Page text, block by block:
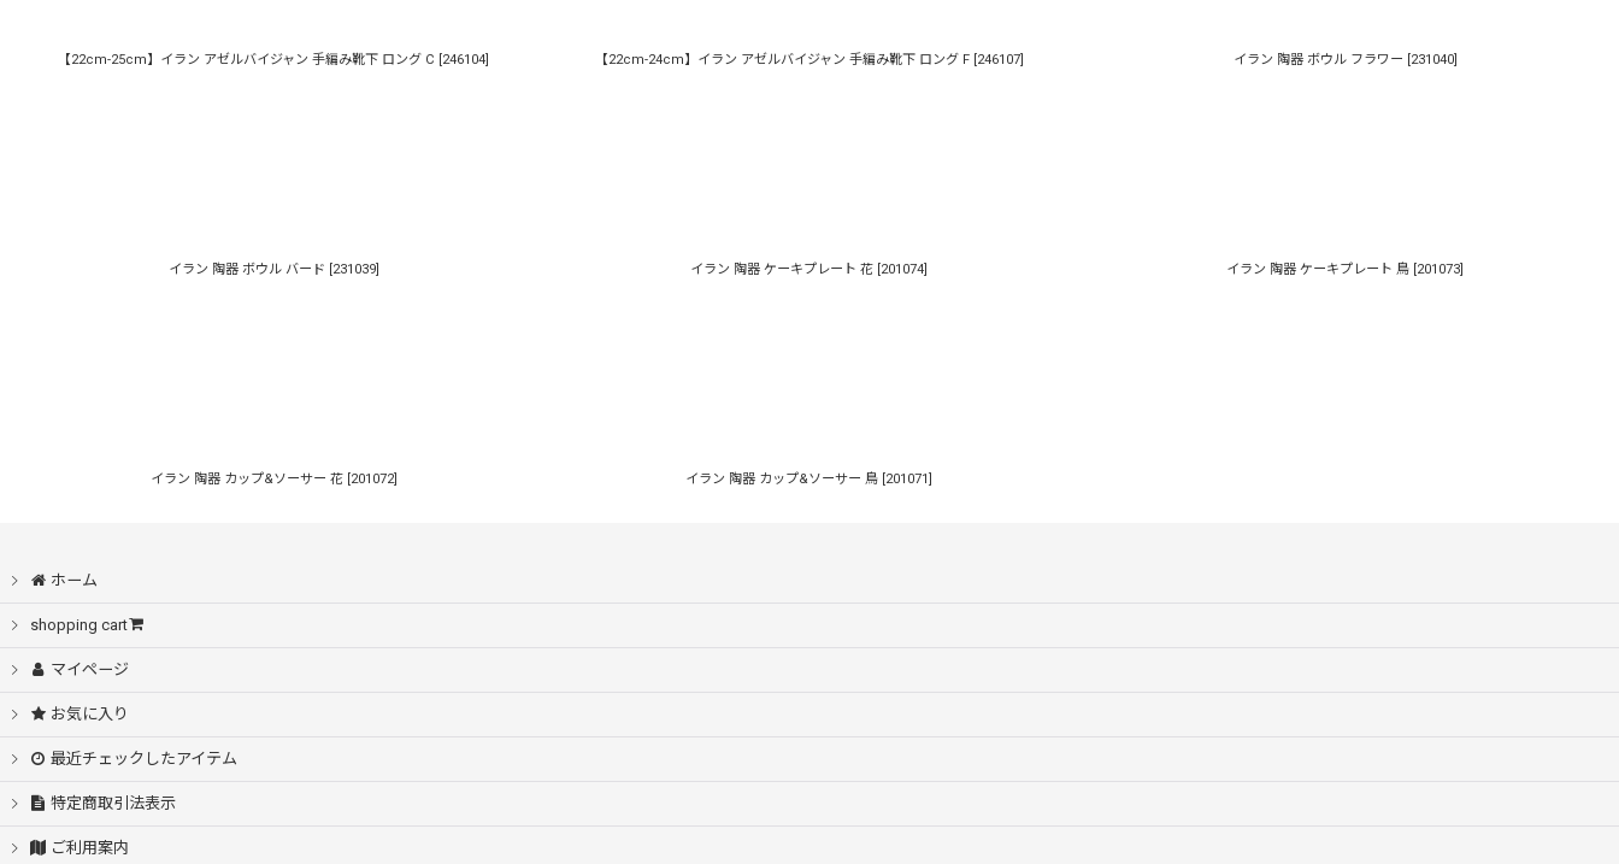
【22cm-25cm】イラン アゼルバイジャン 手編み靴下 ロング C [246104] 【22cm-24cm】イラン アゼルバイジャン 手編み靴下 ロング F [246107] イラン 陶器 ボウル フラワー [231040]
イラン 陶器 ボウル バード [231039] イラン 陶器 ケーキプレート 花 [201074] イラン 陶器 ケーキプレート 鳥 [201073]
イラン 陶器 カップ&ソーサー 花 [201072] イラン 陶器 カップ&ソーサー 鳥 [201071]
ホーム
shopping cart
マイページ
お気に入り
最近チェックしたアイテム
特定商取引法表示
ご利用案内